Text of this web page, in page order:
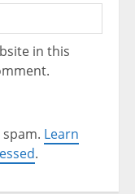
in this
Learn
.